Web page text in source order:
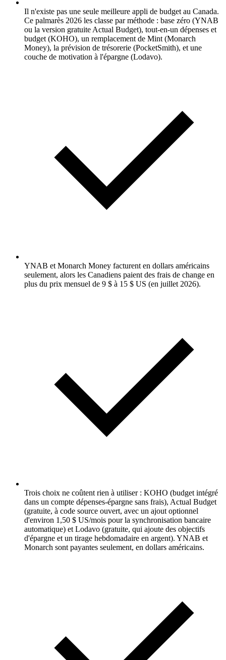
Il n'existe pas une seule meilleure appli de budget au Canada.
Ce palmarès 2026 les classe par méthode : base zéro (YNAB
ou la version gratuite Actual Budget), tout-en-un dépenses et
budget (KOHO), un remplacement de Mint (Monarch
Money), la prévision de trésorerie (PocketSmith), et une
couche de motivation à l'épargne (Lodavo).
YNAB et Monarch Money facturent en dollars américains
seulement, alors les Canadiens paient des frais de change en
plus du prix mensuel de 9 $ à 15 $ US (en juillet 2026).
Trois choix ne coûtent rien à utiliser : KOHO (budget intégré
dans un compte dépenses-épargne sans frais), Actual Budget
(gratuite, à code source ouvert, avec un ajout optionnel
d'environ 1,50 $ US/mois pour la synchronisation bancaire
automatique) et Lodavo (gratuite, qui ajoute des objectifs
d'épargne et un tirage hebdomadaire en argent). YNAB et
Monarch sont payantes seulement, en dollars américains.